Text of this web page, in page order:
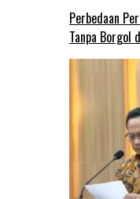
Perbedaan
Tanpa Borgol